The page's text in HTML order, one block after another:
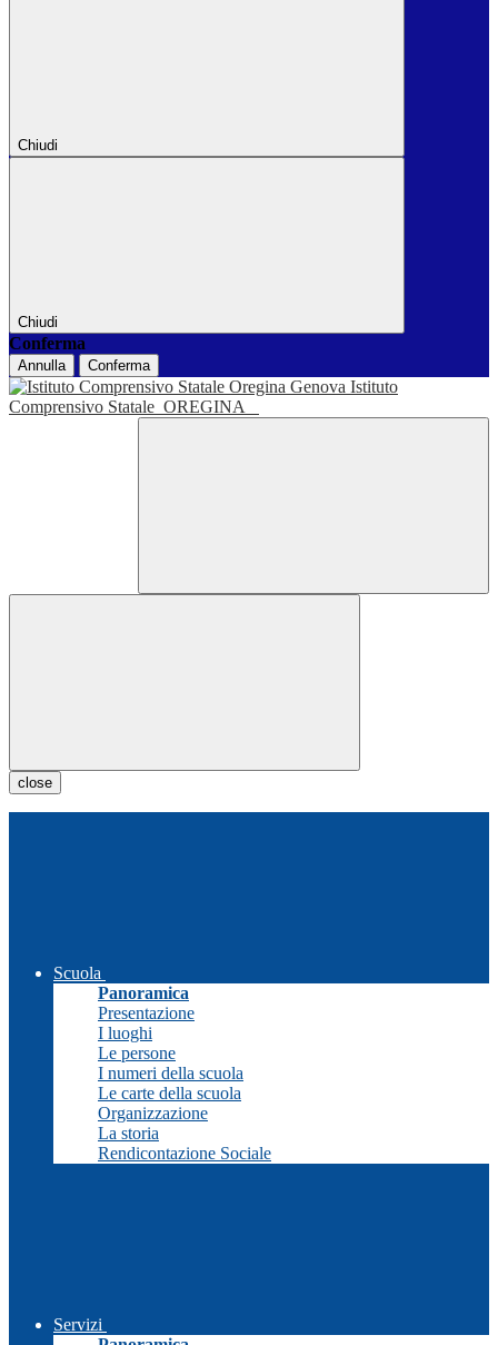
Chiudi
Chiudi
Conferma
Annulla Conferma
Istituto
Comprensivo Statale OREGINA
close
Scuola
Panoramica
Presentazione
I luoghi
Le persone
I numeri della scuola
Le carte della scuola
Organizzazione
La storia
Rendicontazione Sociale
Servizi